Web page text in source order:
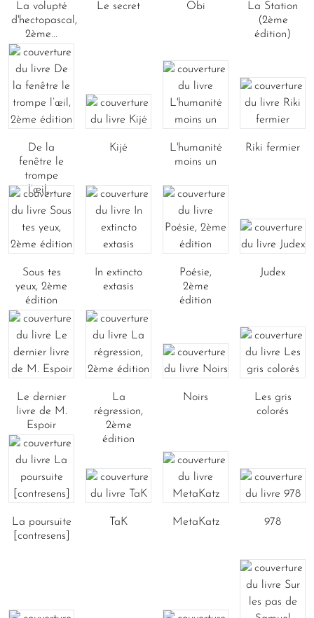
La volupté
d'hectopascal,
2ème...
Le secret Obi
La Station
(2ème
édition)
De la
fenêtre le
trompe
l’œil,...
Kijé
L'humanité
moins un
Riki fermier
Sous tes
yeux, 2ème
édition
In extincto
extasis
Poésie,
2ème
édition
Judex
Le dernier
livre de M.
Espoir
La
régression,
2ème
édition
Noirs
Les gris
colorés
La poursuite
[contresens]
TaK MetaKatz 978